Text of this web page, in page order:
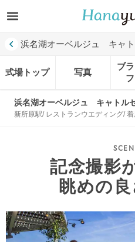
浜名湖オーベルジュ キャ
式場トップ 写真
ブ
浜名湖オーベルジュ キャトル
新所原駅/ レストランウエディング/
記念撮影
眺めの